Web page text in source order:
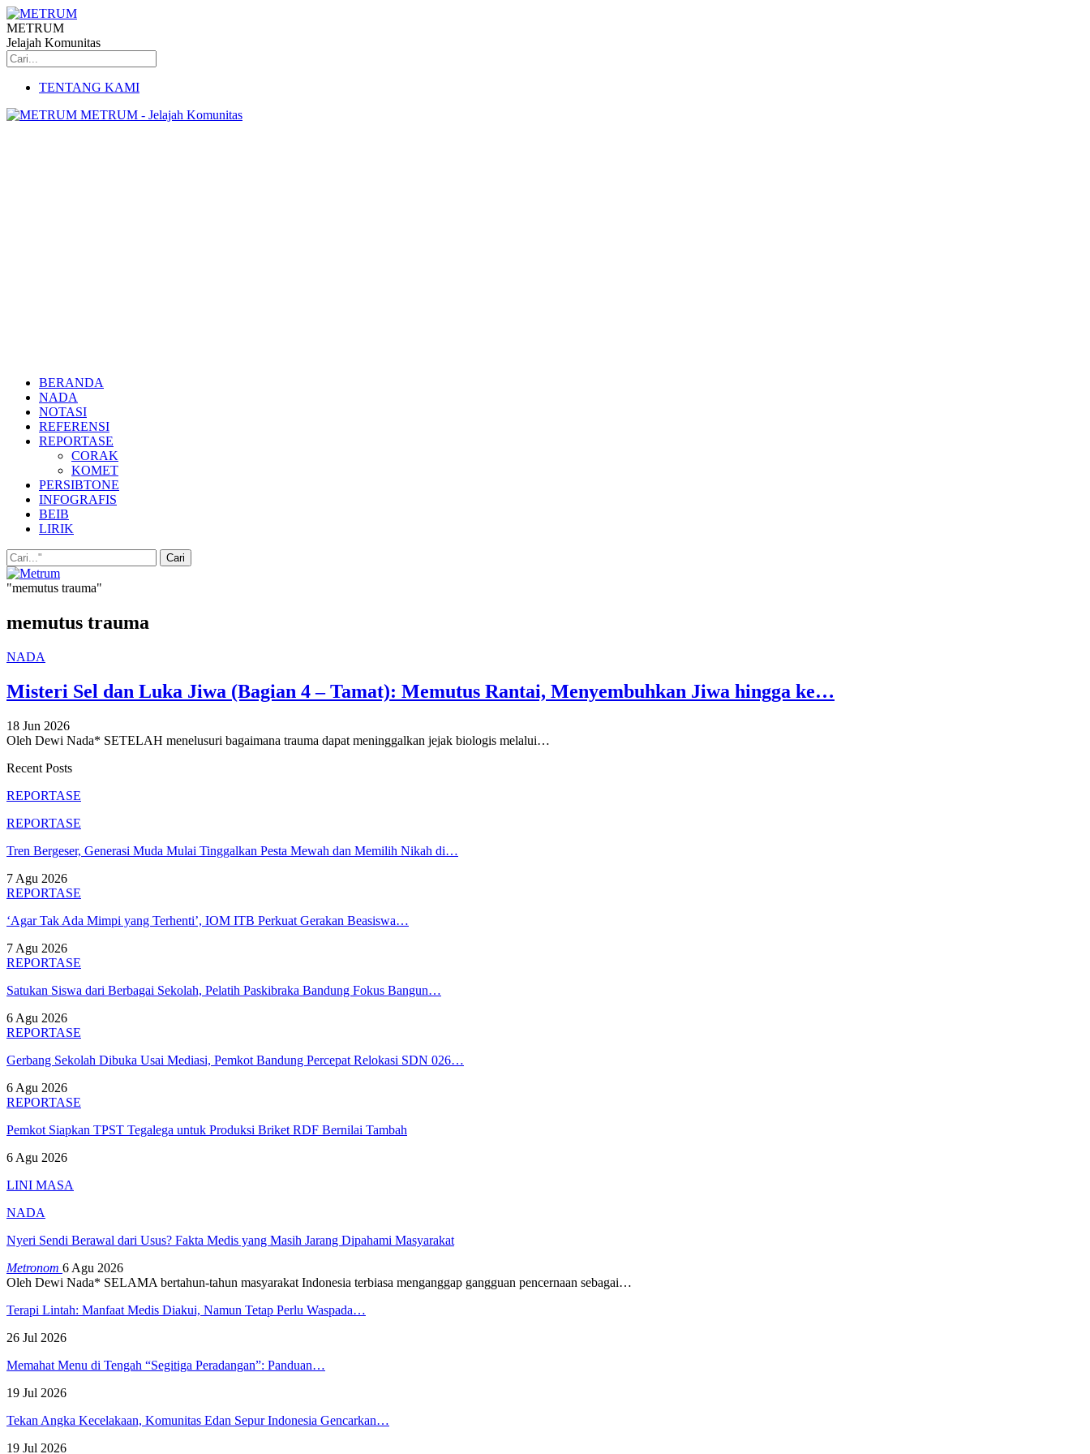
METRUM
Jelajah Komunitas
TENTANG KAMI
METRUM - Jelajah Komunitas
BERANDA
NADA
NOTASI
REFERENSI
REPORTASE
CORAK
KOMET
PERSIBTONE
INFOGRAFIS
BEIB
LIRIK
"memutus trauma"
memutus trauma
NADA
Misteri Sel dan Luka Jiwa (Bagian 4 – Tamat): Memutus Rantai, Menyembuhkan Jiwa hingga ke…
18 Jun 2026
Oleh Dewi Nada* SETELAH menelusuri bagaimana trauma dapat meninggalkan jejak biologis melalui…
Recent Posts
REPORTASE
REPORTASE
Tren Bergeser, Generasi Muda Mulai Tinggalkan Pesta Mewah dan Memilih Nikah di…
7 Agu 2026
REPORTASE
‘Agar Tak Ada Mimpi yang Terhenti’, IOM ITB Perkuat Gerakan Beasiswa…
7 Agu 2026
REPORTASE
Satukan Siswa dari Berbagai Sekolah, Pelatih Paskibraka Bandung Fokus Bangun…
6 Agu 2026
REPORTASE
Gerbang Sekolah Dibuka Usai Mediasi, Pemkot Bandung Percepat Relokasi SDN 026…
6 Agu 2026
REPORTASE
Pemkot Siapkan TPST Tegalega untuk Produksi Briket RDF Bernilai Tambah
6 Agu 2026
LINI MASA
NADA
Nyeri Sendi Berawal dari Usus? Fakta Medis yang Masih Jarang Dipahami Masyarakat
Metronom 6 Agu 2026
Oleh Dewi Nada* SELAMA bertahun-tahun masyarakat Indonesia terbiasa menganggap gangguan pencernaan sebagai…
Terapi Lintah: Manfaat Medis Diakui, Namun Tetap Perlu Waspada…
26 Jul 2026
Memahat Menu di Tengah “Segitiga Peradangan”: Panduan…
19 Jul 2026
Tekan Angka Kecelakaan, Komunitas Edan Sepur Indonesia Gencarkan…
19 Jul 2026